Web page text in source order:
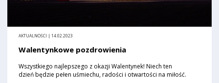
AKTUALNOŚCI | 14.02.2023
Walentynkowe pozdrowienia
Wszystkiego najlepszego z okazji Walentynek! Niech ten
dzień będzie pełen uśmiechu, radości i otwartości na miłość.